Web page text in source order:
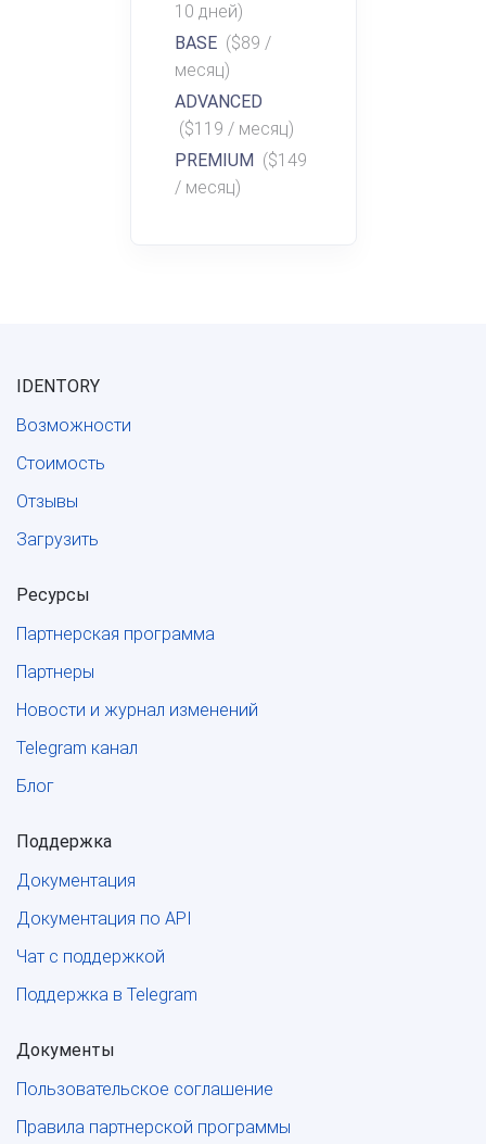
10 дней)
BASE ($89 /
месяц)
ADVANCED
($119 / месяц)
PREMIUM ($149
/ месяц)
IDENTORY
Возможности
Стоимость
Отзывы
Загрузить
Ресурсы
Партнерская программа
Партнеры
Новости и журнал изменений
Telegram канал
Блог
Поддержка
Документация
Документация по API
Чат с поддержкой
Поддержка в Telegram
Документы
Пользовательское соглашение
Правила партнерской программы